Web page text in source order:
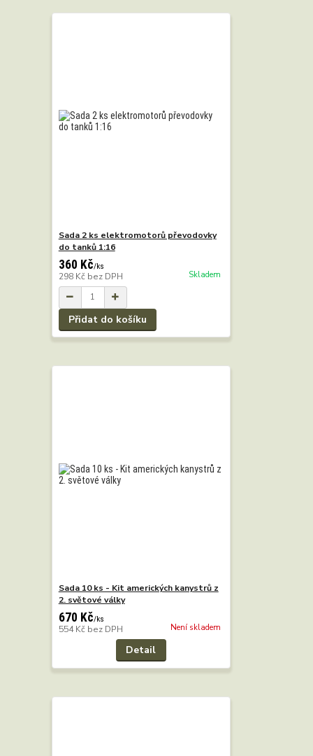
Sada 2 ks elektromotorů převodovky
do tanků 1:16
360 Kč/ks
298 Kč bez DPH Skladem
Přidat do košíku
Sada 10 ks - Kit amerických kanystrů z
2. světové války
670 Kč/ks
554 Kč bez DPH Není skladem
Detail